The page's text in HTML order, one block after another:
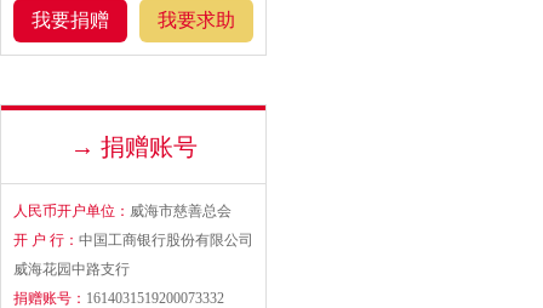
我要捐赠 我要求助
→ 捐赠账号
人民币开户单位： 威海市慈善总会
开 户 行： 中国工商银行股份有限公司
威海花园中路支行
捐赠账号： 1614031519200073332